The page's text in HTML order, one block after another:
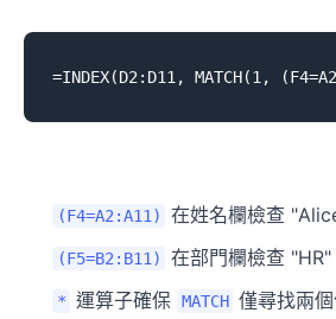
(F4=A2:A11) 在姓名欄檢查
(F5=B2:B11) 在部門欄檢查 "HR"
* 運算子確保 MATCH 僅尋找兩